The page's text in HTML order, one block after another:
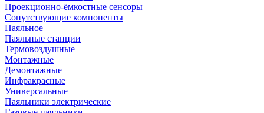
Проекционно-ёмкостные сенсоры
Сопутствующие компоненты
Паяльное
Паяльные станции
Термовоздушные
Монтажные
Демонтажные
Инфракрасные
Универсальные
Паяльники электрические